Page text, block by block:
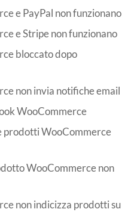
e PayPal non funzionano
e Stripe non funzionano
bloccato dopo
non invia notifiche email
WooCommerce
prodotti WooCommerce
WooCommerce non
non indicizza prodotti su